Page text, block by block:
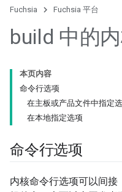
Fuchsia Fuchsia 平台
build 中的
本页内容
命令行选项
在主板或产品文件中指定
在本地指定选项
命令行选项
内核命令行选项可以间